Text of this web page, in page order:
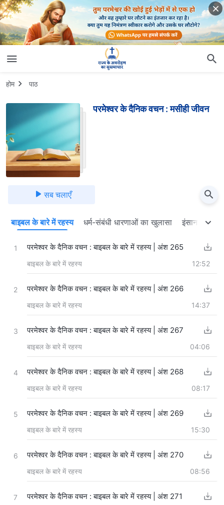
होम पाठ
परमेश्वर के दैनिक वचन : मसीही जीवन
सब चलाएँ
बाइबल के बारे में रहस्य धर्म-संबंधी धारणाओं का खुलासा इंसान की
1 परमेश्वर के दैनिक वचन : बाइबल के बारे में रहस्य | अंश 265
बाइबल के बारे में रहस्य 12:52
2 परमेश्वर के दैनिक वचन : बाइबल के बारे में रहस्य | अंश 266
बाइबल के बारे में रहस्य 14:37
3 परमेश्वर के दैनिक वचन : बाइबल के बारे में रहस्य | अंश 267
बाइबल के बारे में रहस्य 04:06
4 परमेश्वर के दैनिक वचन : बाइबल के बारे में रहस्य | अंश 268
बाइबल के बारे में रहस्य 08:17
5 परमेश्वर के दैनिक वचन : बाइबल के बारे में रहस्य | अंश 269
बाइबल के बारे में रहस्य 15:30
6 परमेश्वर के दैनिक वचन : बाइबल के बारे में रहस्य | अंश 270
बाइबल के बारे में रहस्य 08:56
7 परमेश्वर के दैनिक वचन : बाइबल के बारे में रहस्य | अंश 271